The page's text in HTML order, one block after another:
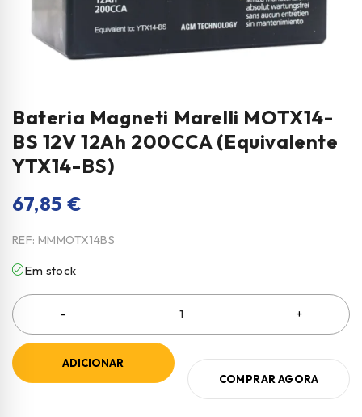
Bateria Magneti Marelli MOTX14-
BS 12V 12Ah 200CCA (Equivalente
YTX14-BS)
67,85 €
REF: MMMOTX14BS
Em stock
ADICIONAR
COMPRAR AGORA